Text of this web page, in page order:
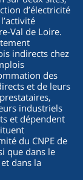
d’électricité
Val de Loire.
indirects chez
des
et de leurs
industriels
et dépendent
du CNPE de
que dans le
dans la